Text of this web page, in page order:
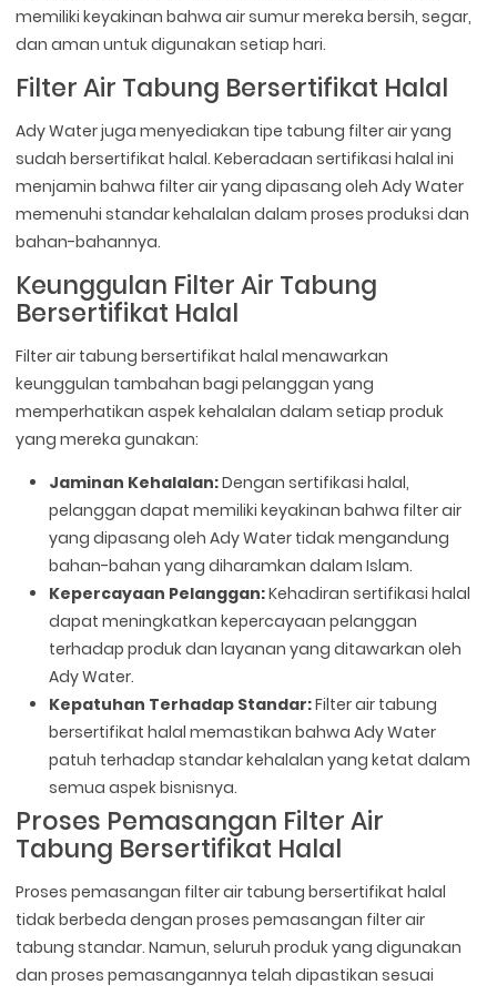
memiliki keyakinan bahwa air sumur mereka bersih, segar,
dan aman untuk digunakan setiap hari.
Filter Air Tabung Bersertifikat Halal
Ady Water juga menyediakan tipe tabung filter air yang
sudah bersertifikat halal. Keberadaan sertifikasi halal ini
menjamin bahwa filter air yang dipasang oleh Ady Water
memenuhi standar kehalalan dalam proses produksi dan
bahan-bahannya.
Keunggulan Filter Air Tabung
Bersertifikat Halal
Filter air tabung bersertifikat halal menawarkan
keunggulan tambahan bagi pelanggan yang
memperhatikan aspek kehalalan dalam setiap produk
yang mereka gunakan:
Jaminan Kehalalan:Dengan sertifikasi halal,
pelanggan dapat memiliki keyakinan bahwa filter air
yang dipasang oleh Ady Water tidak mengandung
bahan-bahan yang diharamkan dalam Islam.
Kepercayaan Pelanggan:Kehadiran sertifikasi halal
dapat meningkatkan kepercayaan pelanggan
terhadap produk dan layanan yang ditawarkan oleh
Ady Water.
Kepatuhan Terhadap Standar:Filter air tabung
bersertifikat halal memastikan bahwa Ady Water
patuh terhadap standar kehalalan yang ketat dalam
semua aspek bisnisnya.
Proses Pemasangan Filter Air
Tabung Bersertifikat Halal
Proses pemasangan filter air tabung bersertifikat halal
tidak berbeda dengan proses pemasangan filter air
tabung standar. Namun, seluruh produk yang digunakan
dan proses pemasangannya telah dipastikan sesuai